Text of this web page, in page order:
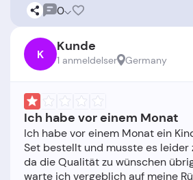
0
K Kunde
1 anmeldelser Germany
Ich habe vor einem Monat
Ich habe vor einem Monat ein
Set bestellt und musste es leider
da die Qualität zu wünschen
warte ich vergeblich auf meine